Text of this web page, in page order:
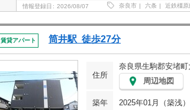
情報登録日 2026/08/07 奈良市 六条 近鉄橿原
賃貸アパート 筒井駅 徒歩27分
住所
奈良県生駒郡安堵
周辺地図
築年 2025年01月（築浅）